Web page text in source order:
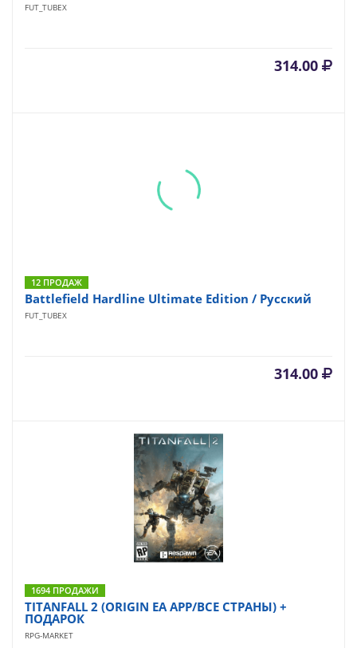
FUT_TUBEX
314.00
12 ПРОДАЖ
Battlefield Hardline Ultimate Edition / Русский
FUT_TUBEX
314.00
1694 ПРОДАЖИ
TITANFALL 2 (ORIGIN EA APP/ВСЕ СТРАНЫ) +
ПОДАРОК
RPG-MARKET